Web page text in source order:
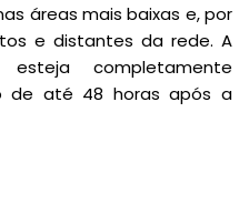
áreas mais baixas e, por
e distantes da rede. A
completamente
de até 48 horas após a